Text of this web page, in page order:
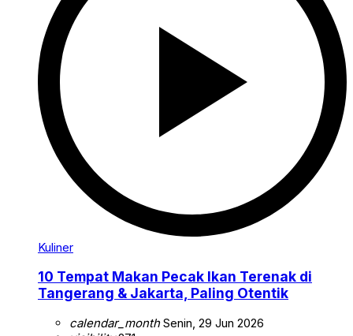
Kuliner
10 Tempat Makan Pecak Ikan Terenak di
Tangerang & Jakarta, Paling Otentik
calendar_monthSenin, 29 Jun 2026